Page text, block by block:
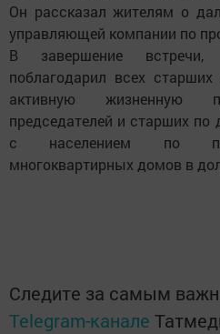
Он рассказал жителям о
управляющей компании по
В завершение встречи,
поблагодарил всех
активную жизненную
председателей и старших
с населением по
многоквартирных домов в
Следите за самым
Telegram-канале